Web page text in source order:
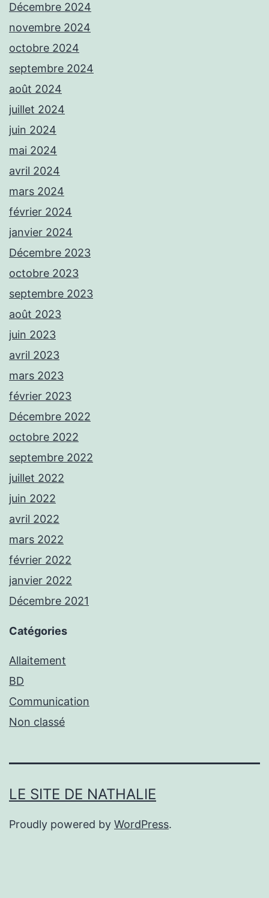
Décembre 2024
novembre 2024
octobre 2024
septembre 2024
août 2024
juillet 2024
juin 2024
mai 2024
avril 2024
mars 2024
février 2024
janvier 2024
Décembre 2023
octobre 2023
septembre 2023
août 2023
juin 2023
avril 2023
mars 2023
février 2023
Décembre 2022
octobre 2022
septembre 2022
juillet 2022
juin 2022
avril 2022
mars 2022
février 2022
janvier 2022
Décembre 2021
Catégories
Allaitement
BD
Communication
Non classé
LE SITE DE NATHALIE
Proudly powered by WordPress.